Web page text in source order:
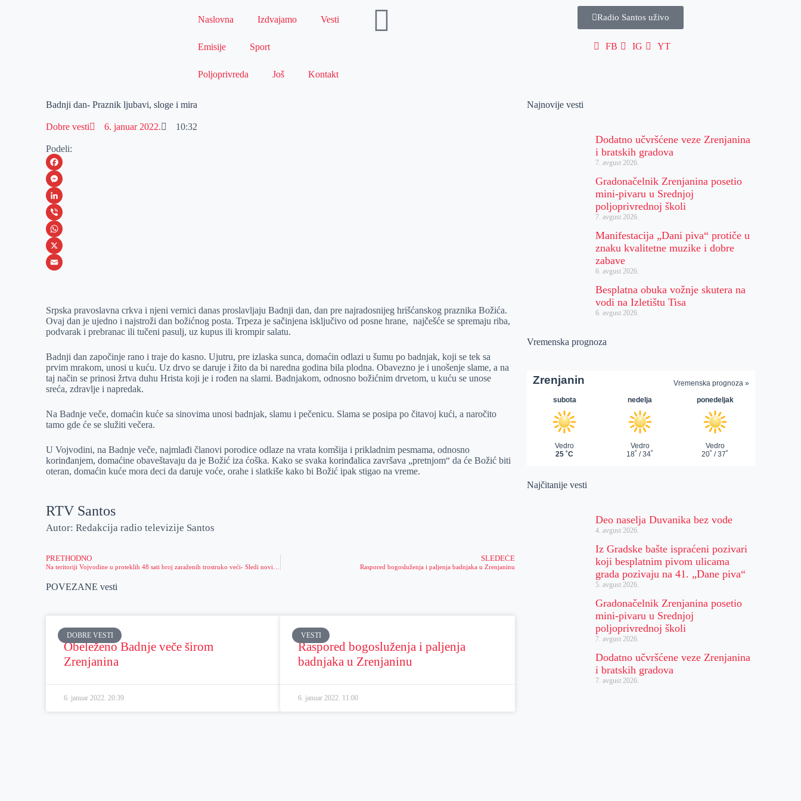
Naslovna Izdvajamo Vesti
Emisije Sport
Poljoprivreda Još Kontakt
Radio Santos uživo
FB IG YT
Badnji dan- Praznik ljubavi, sloge i mira
Dobre vesti 6. januar 2022. 10:32
Podeli:
F
a
c
e
b
o
M
e
s
s
e
e
r
L
i
n
k
I
n
V
i
b
W
h
s
A
p
X
a
i
Srpska pravoslavna crkva i njeni vernici danas proslavljaju Badnji dan, dan pre najradosnijeg hrišćanskog praznika Božića.
Ovaj dan je ujedno i najstroži dan božićnog posta. Trpeza je sačinjena isključivo od posne hrane, najčešće se spremaju riba,
podvarak i prebranac ili tučeni pasulj, uz kupus ili krompir salatu.
Badnji dan započinje rano i traje do kasno. Ujutru, pre izlaska sunca, domaćin odlazi u šumu po badnjak, koji se tek sa
prvim mrakom, unosi u kuću. Uz drvo se daruje i žito da bi naredna godina bila plodna. Obavezno je i unošenje slame, a na
taj način se prinosi žrtva duhu Hrista koji je i rođen na slami. Badnjakom, odnosno božićnim drvetom, u kuću se unose
sreća, zdravlje i napredak.
Na Badnje veče, domaćin kuće sa sinovima unosi badnjak, slamu i pečenicu. Slama se posipa po čitavoj kući, a naročito
tamo gde će se služiti večera.
U Vojvodini, na Badnje veče, najmlađi članovi porodice odlaze na vrata komšija i prikladnim pesmama, odnosno
korinđanjem, domaćine obaveštavaju da je Božić iza ćoška. Kako se svaka korinđalica završava „pretnjom“ da će Božić biti
oteran, domaćin kuće mora deci da daruje voće, orahe i slatkiše kako bi Božić ipak stigao na vreme.
RTV Santos
Autor: Redakcija radio televizije Santos
PRETHODNO SLEDEĆE
Raspored bogosluženja i paljenja badnjaka u Zrenjaninu
POVEZANE vesti
DOBRE VESTI
Obeleženo Badnje veče širom
Zrenjanina
6. januar 2022. 20:39
VESTI
Raspored bogosluženja i paljenja
badnjaka u Zrenjaninu
6. januar 2022. 11:00
Najnovije vesti
Dodatno učvršćene veze Zrenjanina
i bratskih gradova
7. avgust 2026.
Gradonačelnik Zrenjanina posetio
mini-pivaru u Srednjoj
poljoprivrednoj školi
7. avgust 2026.
Manifestacija „Dani piva“ protiče u
znaku kvalitetne muzike i dobre
zabave
6. avgust 2026.
Besplatna obuka vožnje skutera na
vodi na Izletištu Tisa
6. avgust 2026.
Vremenska prognoza
Najčitanije vesti
Deo naselja Duvanika bez vode
4. avgust 2026.
Iz Gradske bašte ispraćeni pozivari
koji besplatnim pivom ulicama
grada pozivaju na 41. „Dane piva“
5. avgust 2026.
Gradonačelnik Zrenjanina posetio
mini-pivaru u Srednjoj
poljoprivrednoj školi
7. avgust 2026.
Dodatno učvršćene veze Zrenjanina
i bratskih gradova
7. avgust 2026.